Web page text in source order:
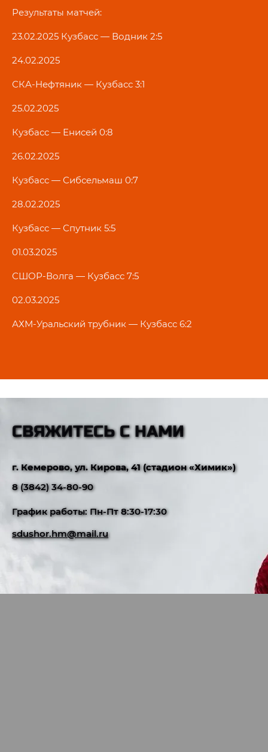
Результаты матчей:
23.02.2025 Кузбасс — Водник 2:5
24.02.2025
СКА-Нефтяник — Кузбасс 3:1
25.02.2025
Кузбасс — Енисей 0:8
26.02.2025
Кузбасс — Сибсельмаш 0:7
28.02.2025
Кузбасс — Спутник 5:5
01.03.2025
СШОР-Волга — Кузбасс 7:5
02.03.2025
АХМ-Уральский трубник — Кузбасс 6:2
СВЯЖИТЕСЬ С НАМИ
г. Кемерово, ул. Кирова, 41 (стадион «Химик»)
8 (3842) 34-80-90
График работы: Пн-Пт 8:30-17:30
sdushor.hm@mail.ru